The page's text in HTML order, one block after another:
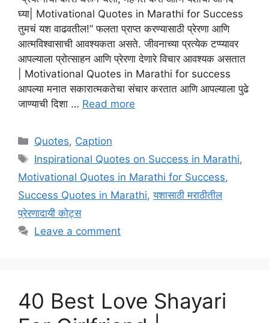
घ्या| Motivational Quotes in Marathi for Success
तुमचं यश वाढवतील!” फलता प्राप्त करण्यासाठी प्रेरणा आणि
आत्मविश्वासाची आवश्यकता असते. जीवनाच्या प्रत्येक टप्प्यावर
आपल्याला प्रोत्साहन आणि प्रेरणा देणारे विचार आवश्यक असतात
| Motivational Quotes in Marathi for success
आपल्या मनात सकारात्मकतेचा संचार करतात आणि आपल्याला पुढे
जाण्याची दिशा … Read more
Categories
Quotes, Caption
Tags
Inspirational Quotes on Success in Marathi,
Motivational Quotes in Marathi for Success,
Success Quotes in Marathi,यशासाठी मराठीतील
प्रेरणादायी कोट्स
Leave a comment
40 Best Love Shayari